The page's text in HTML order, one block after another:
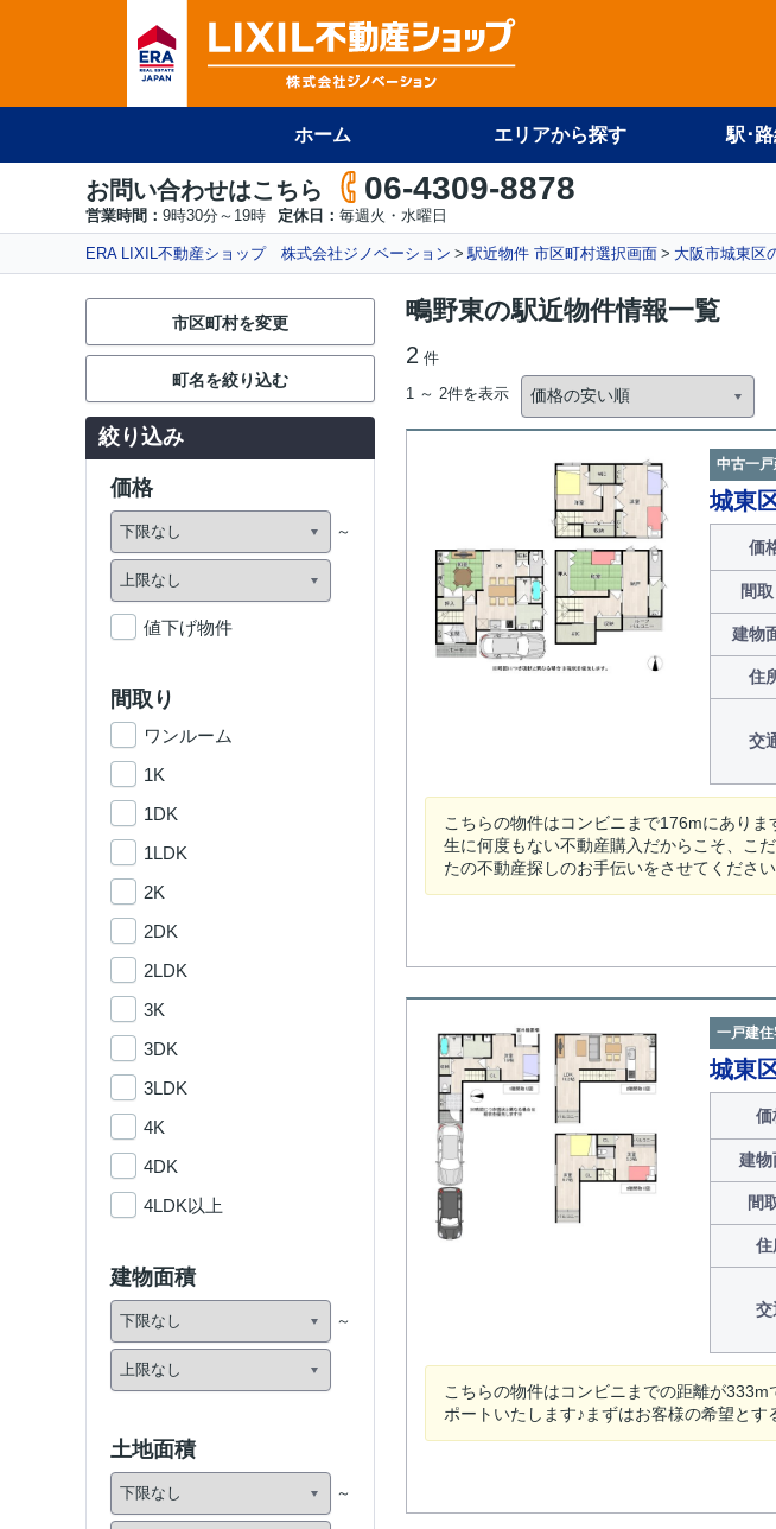
ホーム エリアから探す 駅･
お問い合わせはこちら 06-4309-8878
営業時間： 9時30分～19時 定休日： 毎週火・水曜日
ERA LIXIL不動産ショップ 株式会社ジノベーション 駅近物件 市区町村選択画面 大阪市城東区
鴫野東の駅近物件情報一覧
2 件
1 ～ 2件を表示
中古一
城東
価
間取
建物
住
交
こちらの物件はコンビニまで176mにあり
生に何度もない不動産購入だからこそ、こ
たの不動産探しのお手伝いをさせてくださ
一戸建
城東
価
建物
間
住
交
こちらの物件はコンビニまでの距離が
ポートいたします♪まずはお客様の希望と
市区町村を変更
町名を絞り込む
絞り込み
価格
値下げ物件
間取り
ワンルーム
1K
1DK
1LDK
2K
2DK
2LDK
3K
3DK
3LDK
4K
4DK
4LDK以上
建物面積
土地面積